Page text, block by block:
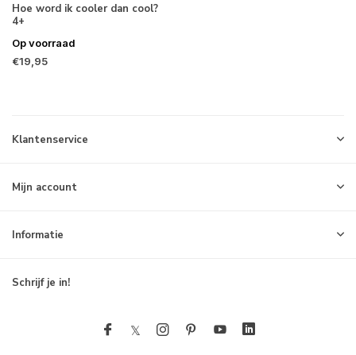
Hoe word ik cooler dan cool?
4+
Op voorraad
€19,95
Klantenservice
Mijn account
Informatie
Schrijf je in!